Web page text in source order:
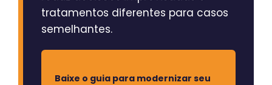
tratamentos diferentes para casos
semelhantes.
Baixe o guia para modernizar seu